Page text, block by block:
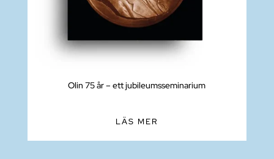
Olin 75 år – ett jubileumsseminarium
LÄS MER